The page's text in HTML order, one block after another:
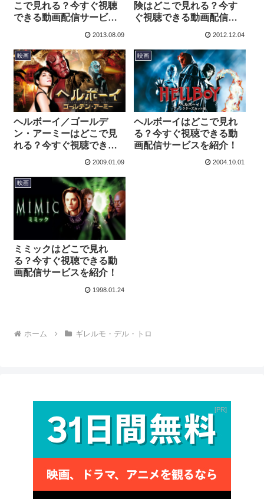
こで見れる？今すぐ視聴
できる動画配信サービス
2013.08.09
険はどこで見れる？今す
ぐ視聴できる動画配信サ
2012.12.04
映画
ヘルボーイ／ゴールデ
ン・アーミーはどこで見
れる？今すぐ視聴できる
動画配信サービスを紹
2009.01.09
映画
ヘルボーイはどこで見れ
る？今すぐ視聴できる動
画配信サービスを紹介！
2004.10.01
映画
ミミックはどこで見れ
る？今すぐ視聴できる動
画配信サービスを紹介！
1998.01.24
ホーム ギレルモ・デル・トロ
PR